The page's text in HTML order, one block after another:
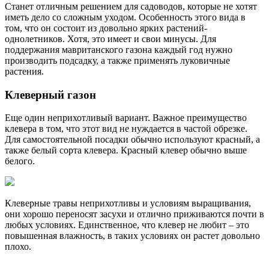
Станет отличным решением для садоводов, которые не хотят
иметь дело со сложным уходом. Особенность этого вида в
том, что он состоит из довольно ярких растений-
однолетников. Хотя, это имеет и свои минусы. Для
поддержания мавританского газона каждый год нужно
производить подсадку, а также применять луковичные
растения.
Клеверный газон
Еще один неприхотливый вариант. Важное преимущество
клевера в том, что этот вид не нуждается в частой обрезке.
Для самостоятельной посадки обычно используют красный, а
также белый сорта клевера. Красный клевер обычно выше
белого.
Клеверные травы неприхотливы и условиям выращивания,
они хорошо переносят засухи и отлично приживаются почти в
любых условиях. Единственное, что клевер не любит – это
повышенная влажность, в таких условиях он растет довольно
плохо.